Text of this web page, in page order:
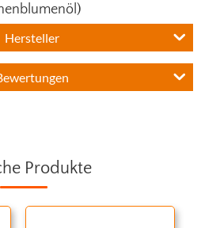
Hersteller
Produkte